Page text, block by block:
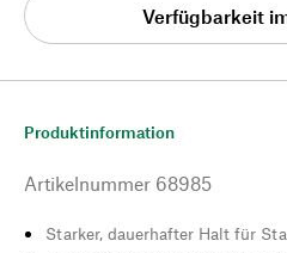
Verfügbarkeit
Produktinformation
Artikelnummer 68985
Starker, dauerhafter Halt für